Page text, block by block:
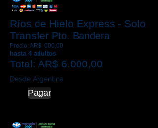
Ríos de Hielo Express - Solo
Transfer Pto. Bandera
Precio: AR$ 000,00
hasta 4 adultos
Total: AR$ 6.000,00
Desde Argentina
Pagar